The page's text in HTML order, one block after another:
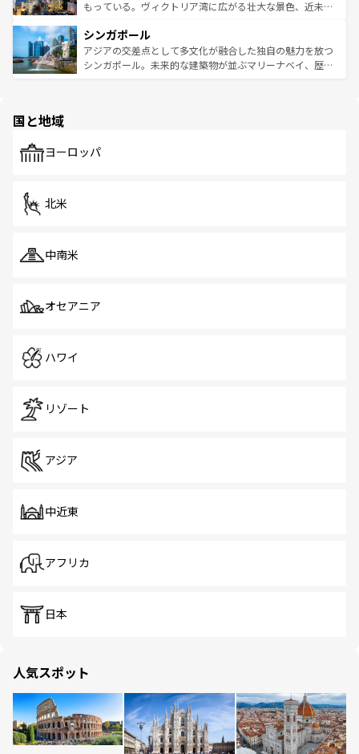
が旅行者を迎えてくれるので、きっと忘れられない旅にな
参照してほしい。
いビーチでリゾート気分を楽しむことができる。タイ料理
激する。気候は一年中温暖で、どの季節にも異なる楽しみ
が待っている。親しみやすいタイの人々、仏教を中心とし
た文化、そして多様な観光資源が、訪れる旅人を魅了し続
もっている。ヴィクトリア湾に広がる壮大な景色、近未来
み、どこを訪れても感動するはず。観光スポットが密集し
ており、効率よく見どころを回れるのも魅力。息をのむよ
うな絶景から文化的な体験まで、香港を存分に楽しみ尽く
シンガポール
アジアの交差点として多文化が融合した独自の魅力を放つ
シンガポール。未来的な建築物が並ぶマリーナベイ、歴史
で、ホーカーズは地元の風情を楽しめる外せないスポット
国と地域
ヨーロッパ
北米
中南米
オセアニア
ハワイ
リゾート
アジア
中近東
アフリカ
日本
人気スポット